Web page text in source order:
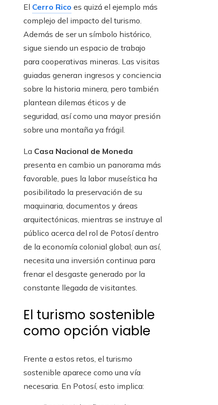
El Cerro Rico es quizá el ejemplo más
complejo del impacto del turismo.
Además de ser un símbolo histórico,
sigue siendo un espacio de trabajo
para cooperativas mineras. Las visitas
guiadas generan ingresos y conciencia
sobre la historia minera, pero también
plantean dilemas éticos y de
seguridad, así como una mayor presión
sobre una montaña ya frágil.
La Casa Nacional de Moneda
presenta en cambio un panorama más
favorable, pues la labor museística ha
posibilitado la preservación de su
maquinaria, documentos y áreas
arquitectónicas, mientras se instruye al
público acerca del rol de Potosí dentro
de la economía colonial global; aun así,
necesita una inversión continua para
frenar el desgaste generado por la
constante llegada de visitantes.
El turismo sostenible
como opción viable
Frente a estos retos, el turismo
sostenible aparece como una vía
necesaria. En Potosí, esto implica: